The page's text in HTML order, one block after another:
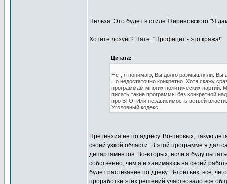
Нельзя. Это будет в стиле Жириновского "Я
Хотите лозунг? Нате: "Профицит - это кража!"
Цитата:
Нет, я понимаю, Вы долго размышляли. Вы
Но недостаточно конкретно. Хотя скажу
программам многих политических
писать такие программы без конкретной
про ВТО. Или независимость ветвей
Уголовный кодекс.
Претензия не по адресу. Во-первых, такую
своей узкой области. В этой программе я дал
департаментов. Во-вторых, если я буду
собственно, чем я и занимаюсь на своей
будет растекание по древу. В-третьих, всё,
проработке этих решений участвовало всё